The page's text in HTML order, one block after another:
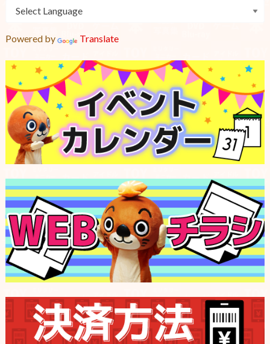
Powered by Translate